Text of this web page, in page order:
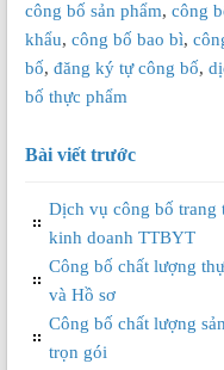
công bố sản phẩm, công
khẩu, công bố bao bì,
bố, đăng ký tự công bố,
bố thực phẩm
Bài viết trước
Dịch vụ công bố trang
kinh doanh TTBYT
Công bố chất lượng
và Hồ sơ
Công bố chất lượng
trọn gói